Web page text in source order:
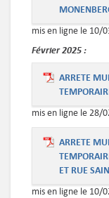
mis en ligne le 10/
Février2025 :
ARRETE
mis en ligne le 28/
ARRETE
ET RUE
mis en ligne le 10/